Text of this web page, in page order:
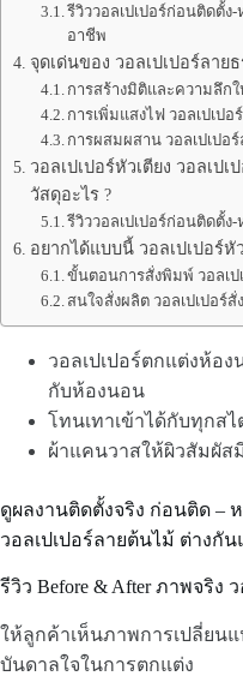
รีวิววอลเปเปอร์ก่อนติดตั้
อาชีพ
จุดเด่นของ วอลเปเปอร์ลาย
การสร้างมิติและความลึก
การเพิ่มแสงไฟ วอลเปเป
การผสมผสาน วอลเปเปอ
วอลเปเปอร์หัวเตียง วอลเป
วัสดุอะไร ?
รีวิววอลเปเปอร์ก่อนติดตั้
อยากได้แบบนี้ วอลเปเปอร์หั
ขั้นตอนการสั่งพิมพ์ วอลเป
สนใจสั่งผลิต วอลเปเปอร์
วอลเปเปอร์ตกแต่งห้อ
กับห้องนอน
โทนเทาเข้าได้กับทุกสไ
ผ้าแคนวาสให้ผิวสัมผัส
ดูผลงานติดตั้งจริง ก่อนติด –
วอลเปเปอร์ลายต้นไม้ ต่างกั
รีวิว Before & After ภาพจริง
ให้ลูกค้าเห็นภาพการเปลี่ยน
บันดาลใจในการตกแต่ง